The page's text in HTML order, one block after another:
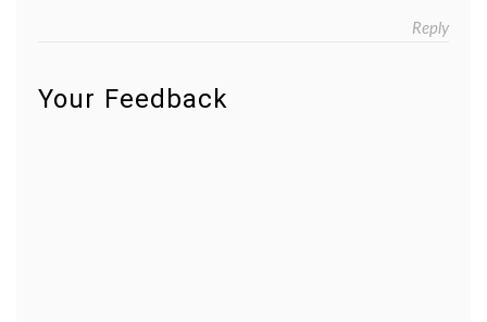
Reply
Your Feedback